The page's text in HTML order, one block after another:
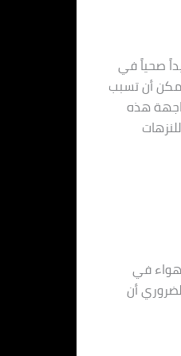
صحياً في
يمكن أن تسبب
هذه
في
أن